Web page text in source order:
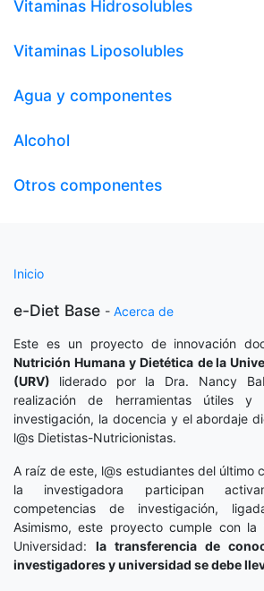
Vitaminas Hidrosolubles
Vitaminas Liposolubles
Agua y componentes
Alcohol
Otros componentes
Inicio
e-Diet Base - Acerca de
Este es un proyecto de innovación
Nutrición Humana y Dietética de la
(URV) liderado por la Dra. Nancy
realización de herramientas útiles y
investigación, la docencia y el abordaje
l@s Dietistas-Nutricionistas.
A raíz de este, l@s estudiantes del último
la investigadora participan
competencias de investigación,
Asimismo, este proyecto cumple con
Universidad: la transferencia de
investigadores y universidad se debe